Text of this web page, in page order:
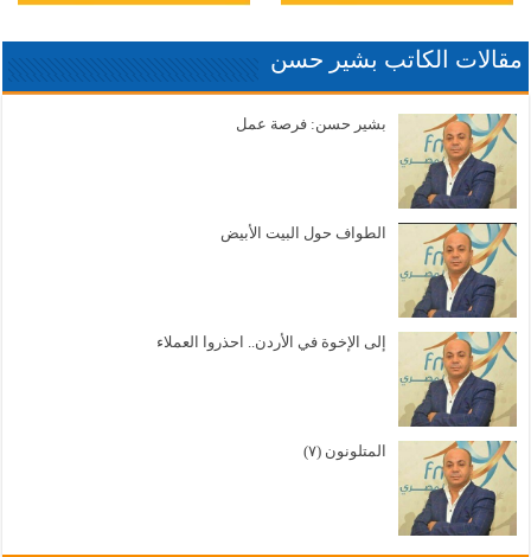
مقالات الكاتب بشير حسن
بشير حسن: فرصة عمل
الطواف حول البيت الأبيض
إلى الإخوة في الأردن.. احذروا العملاء
المتلونون (٧)